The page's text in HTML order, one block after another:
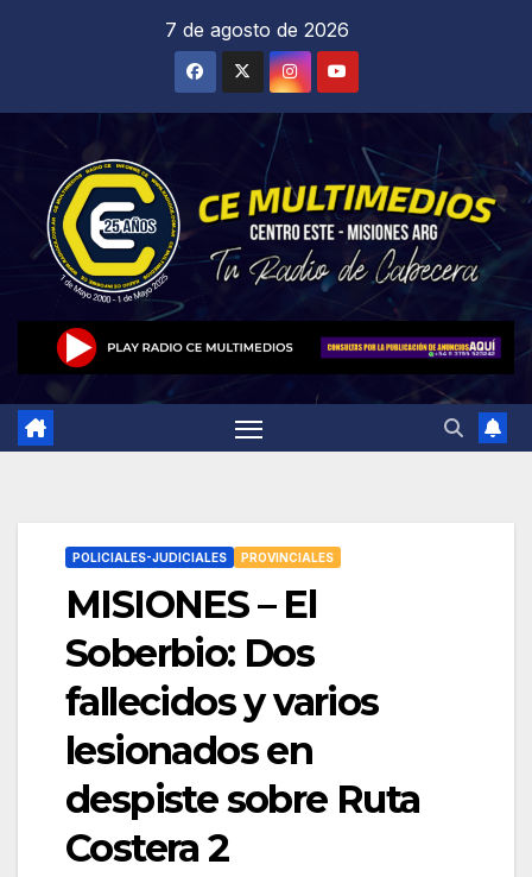
7 de agosto de 2026
POLICIALES-JUDICIALES PROVINCIALES
MISIONES – El
Soberbio: Dos
fallecidos y varios
lesionados en
despiste sobre Ruta
Costera 2